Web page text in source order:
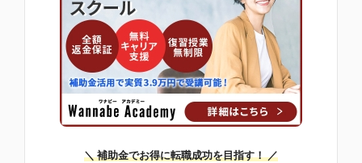
＼ 補助金でお得に転職成功を目指す！ ／